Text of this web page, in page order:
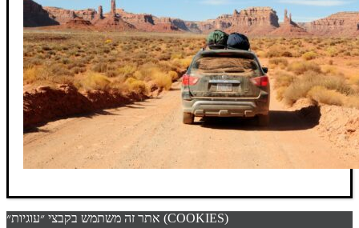
אתר זה משתמש בקבצי ״עוגיות״ (COOKIES)